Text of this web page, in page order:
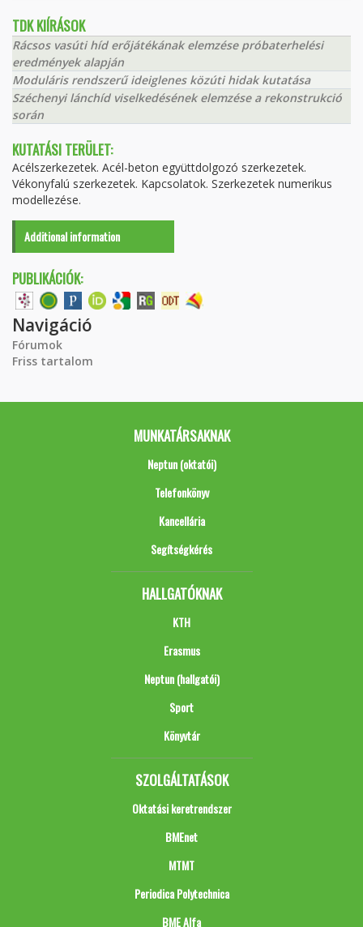
TDK KIÍRÁSOK
Rácsos vasúti híd erőjátékának elemzése próbaterhelési
eredmények alapján
Moduláris rendszerű ideiglenes közúti hidak kutatása
Széchenyi lánchíd viselkedésének elemzése a rekonstrukció
során
KUTATÁSI TERÜLET:
Acélszerkezetek. Acél-beton együttdolgozó szerkezetek.
Vékonyfalú szerkezetek. Kapcsolatok. Szerkezetek numerikus
modellezése.
Additional information
PUBLIKÁCIÓK:
Navigáció
Fórumok
Friss tartalom
MUNKATÁRSAKNAK
Neptun (oktatói)
Telefonkönyv
Kancellária
Segítségkérés
HALLGATÓKNAK
KTH
Erasmus
Neptun (hallgatói)
Sport
Könyvtár
SZOLGÁLTATÁSOK
Oktatási keretrendszer
BMEnet
MTMT
Periodica Polytechnica
BME Alfa